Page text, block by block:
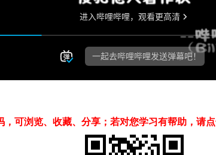
可浏览、收藏、分享；若对您学习有帮助，请